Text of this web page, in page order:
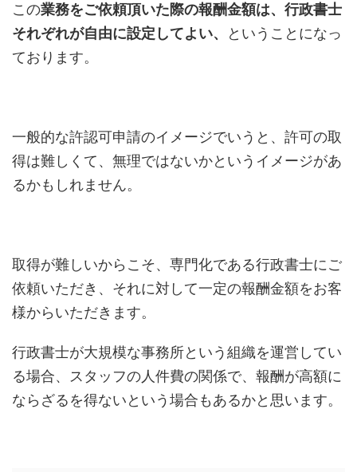
この業務をご依頼頂いた際の報酬金額は、行政書士
それぞれが自由に設定してよい、
ということになっ
ております。
一般的な許認可申請のイメージでいうと、許可の取
得は難しくて、無理ではないかというイメージがあ
るかもしれません。
取得が難しいからこそ、専門化である行政書士にご
依頼いただき、それに対して一定の報酬金額をお客
様からいただきます。
行政書士が大規模な事務所という組織を運営してい
る場合、スタッフの人件費の関係で、報酬が高額に
ならざるを得ないという場合もあるかと思います。